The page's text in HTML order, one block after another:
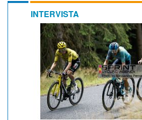
INTERVISTA